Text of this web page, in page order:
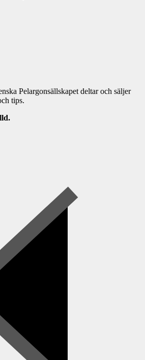
Pelargonsällskapet deltar och säljer
tips.